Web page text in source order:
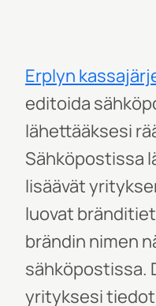
Erplyn
editoida
lähettääksesi
Sähköpostissa
lisäävät
luovat
brändin nimen
sähköpostissa.
yrityksesi